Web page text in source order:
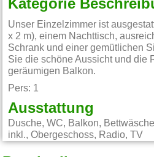
Kategorie
Unser Einzelzimmer ist
x 2 m), einem Nachttisch,
Schrank und einer gemütlichen
Sie die schöne Aussicht und die
geräumigen Balkon.
Pers: 1
Ausstattung
Dusche, WC, Balkon,
inkl., Obergeschoss, Radio, TV